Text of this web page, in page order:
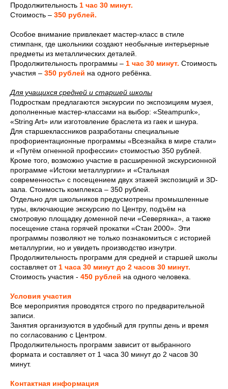
Продолжительность 1 час 30 минут.
Стоимость – 350 рублей.
Особое внимание привлекает мастер-класс в стиле
стимпанк, где школьники создают необычные интерьерные
предметы из металлических деталей.
Продолжительность программы – 1 час 30 минут. Стоимость
участия – 350 рублей на одного ребёнка.
Для учащихся средней и старшей школы
Подросткам предлагаются экскурсии по экспозициям музея,
дополненные мастер-классами на выбор: «Steampunk»,
«String Art» или изготовление браслета из гаек и шнура.
Для старшеклассников разработаны специальные
профориентационные программы «Всезнайка в мире стали»
и «Путём огненной профессии» стоимостью 350 рублей.
Кроме того, возможно участие в расширенной экскурсионной
программе «Истоки металлургии» и «Стальная
современность» с посещением двух этажей экспозиций и 3D-
зала. Стоимость комплекса – 350 рублей.
Отдельно для школьников предусмотрены промышленные
туры, включающие экскурсию по Центру, подъём на
смотровую площадку доменной печи «Северянка», а также
посещение стана горячей прокатки «Стан 2000». Эти
программы позволяют не только познакомиться с историей
металлургии, но и увидеть производство изнутри.
Продолжительность программ для средней и старшей школы
составляет от 1 часа 30 минут до 2 часов 30 минут.
Стоимость участия - 450 рублей на одного человека.
Условия участия
Все мероприятия проводятся строго по предварительной
записи.
Занятия организуются в удобный для группы день и время
по согласованию с Центром.
Продолжительность программ зависит от выбранного
формата и составляет от 1 часа 30 минут до 2 часов 30
минут.
Контактная информация